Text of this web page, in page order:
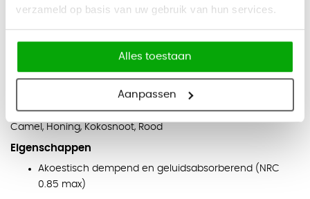
verzameld op basis van uw gebruik van hun services.
Alles toestaan
Aanpassen
Breedte: 120 cm
Zwart, Donkergrijs, Lichtgrijs, Marmer, Wit, Rook, Hemelsblauw,
Denim, Kobalt, Donkerblauw, Groen, Donkergroen, Geel, Zand,
Camel, Honing, Kokosnoot, Rood
Eigenschappen
Akoestisch dempend en geluidsabsorberend (NRC
0.85 max)